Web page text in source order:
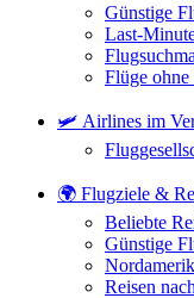
Günstige
Last-
Flüge
🛩️ Airlines im
🌍 Flugziele &
Beliebte
Günstige
Reisen